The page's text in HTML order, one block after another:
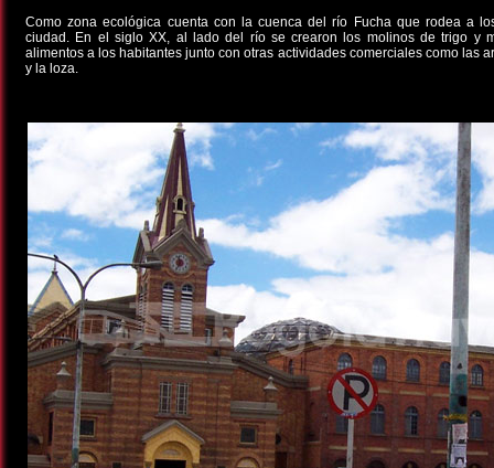
Como zona ecológica cuenta con la cuenca del río Fucha que rodea a
ciudad. En el siglo XX, al lado del río se crearon los molinos de trigo y
alimentos a los habitantes junto con otras actividades comerciales como las
y la loza.